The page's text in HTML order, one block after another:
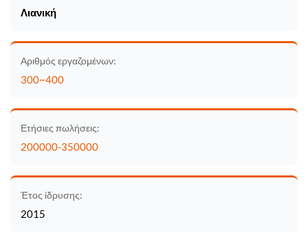
Λιανική
Αριθμός εργαζομένων:
300~400
Ετήσιες πωλήσεις:
200000-350000
Έτος ίδρυσης:
2015